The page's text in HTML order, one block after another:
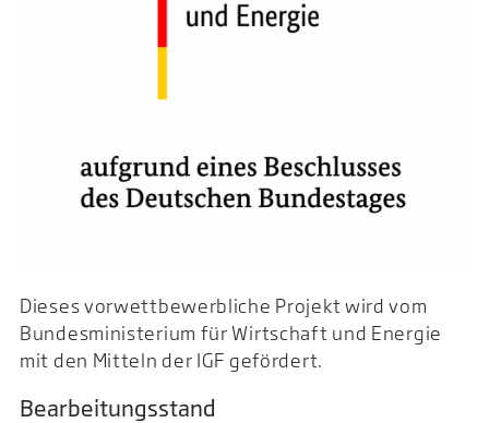
Dieses vorwettbewerbliche Projekt wird vom
Bundesministerium für Wirtschaft und Energie
mit den Mitteln der IGF gefördert.
Bearbeitungsstand